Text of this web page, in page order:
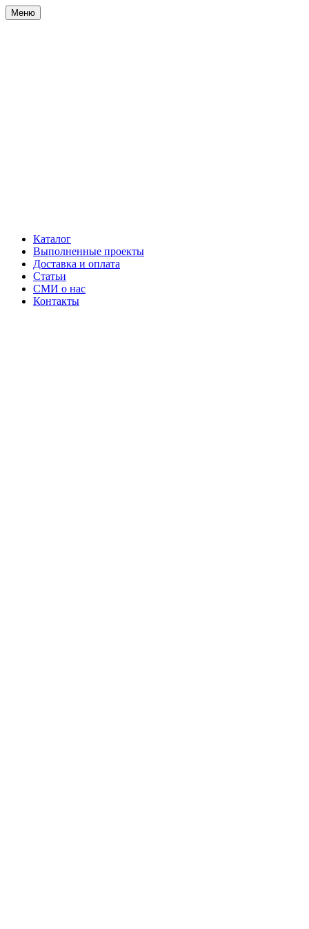
Меню
Каталог
Выполненные проекты
Доставка и оплата
Статьи
СМИ о нас
Контакты